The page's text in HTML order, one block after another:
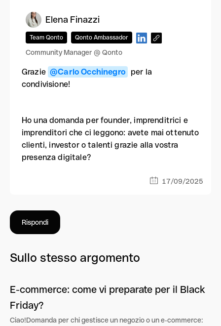
Elena Finazzi
Team Qonto Qonto Ambassador
Community Manager @ Qonto
Grazie @Carlo Occhinegro
per la
condivisione!
Ho una domanda per founder, imprenditrici e
imprenditori che ci leggono: avete mai ottenuto
clienti, investor o talenti grazie alla vostra
presenza digitale?
17/09/2025
Rispondi
Sullo stesso argomento
E-commerce: come vi preparate per il Black
Friday?
Ciao!Domanda per chi gestisce un negozio o un e‑commerce: